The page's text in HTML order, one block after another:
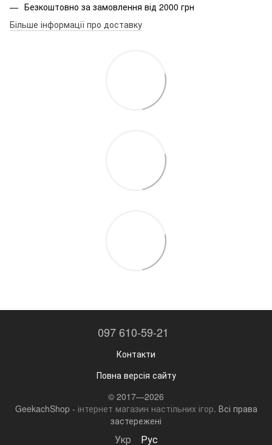
Безкоштовно за замовлення від 2000 грн
Більше інформації про доставку
097 610-59-21
Контакти
Повна версія сайту
© 2017—2026
GeekachShop - інтернет магазин настільних ігор. Всі права
застережені
Укр Рус